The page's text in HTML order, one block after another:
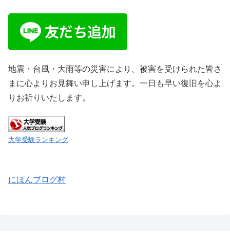
地震・台風・大雨等の災害により、被害を受けられた皆さ
まに心よりお見舞い申し上げます。一日も早い復旧を心よ
りお祈りいたします。
大学受験ランキング
にほんブログ村